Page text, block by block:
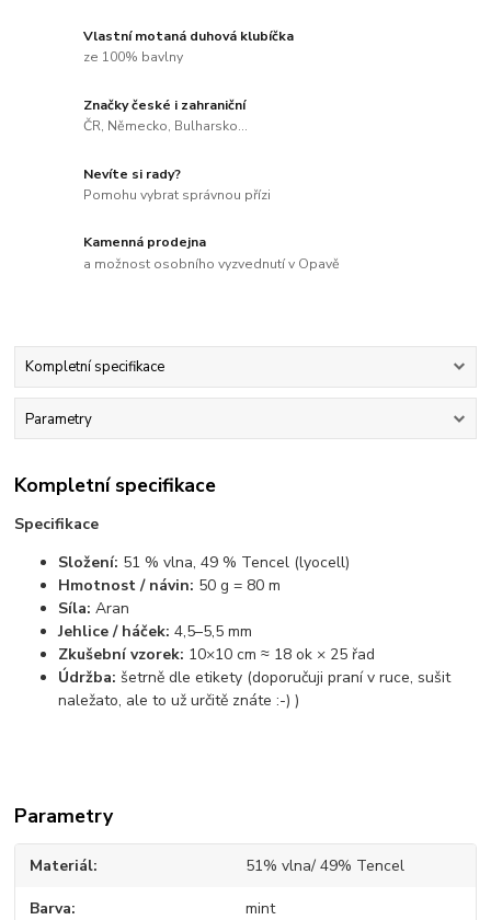
Vlastní motaná duhová klubíčka
ze 100% bavlny
Značky české i zahraniční
ČR, Německo, Bulharsko...
Nevíte si rady?
Pomohu vybrat správnou přízi
Kamenná prodejna
a možnost osobního vyzvednutí v Opavě
Kompletní specifikace
Parametry
Kompletní specifikace
Specifikace
Složení: 51 % vlna, 49 % Tencel (lyocell)
Hmotnost / návin: 50 g = 80 m
Síla: Aran
Jehlice / háček: 4,5–5,5 mm
Zkušební vzorek: 10×10 cm ≈ 18 ok × 25 řad
Údržba: šetrně dle etikety (doporučuji praní v ruce, sušit
naležato, ale to už určitě znáte :-) )
Parametry
Materiál 51% vlna/ 49% Tencel
Barva mint